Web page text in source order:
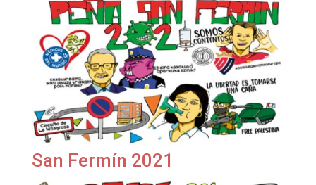
San Fermín 2021